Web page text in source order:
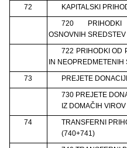
72
KAPITALSKI
720
OSNOVNIH SREDSTEV
722 PRIHODKI OD
IN
73
PREJETE
730 PREJETE
IZ DOMAČIH VIROV
74
TRANSFERNI
(740+741)